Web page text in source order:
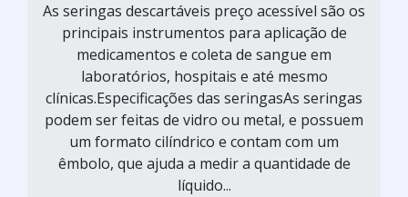
As seringas descartáveis preço acessível são os
principais instrumentos para aplicação de
medicamentos e coleta de sangue em
laboratórios, hospitais e até mesmo
clínicas.Especificações das seringasAs seringas
podem ser feitas de vidro ou metal, e possuem
um formato cilíndrico e contam com um
êmbolo, que ajuda a medir a quantidade de
líquido...